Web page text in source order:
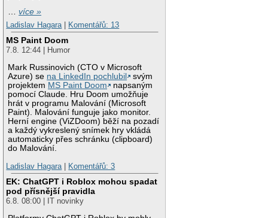
…více »
Ladislav Hagara
Komentářů: 13
MS Paint Doom
7.8. 12:44 | Humor
Mark Russinovich (CTO v Microsoft
Azure) se na LinkedIn pochlubil
svým
projektem MS Paint Doom
napsaným
pomocí Claude. Hru Doom umožňuje
hrát v programu Malování (Microsoft
Paint). Malování funguje jako monitor.
Herní engine (ViZDoom) běží na pozadí
a každý vykreslený snímek hry vkládá
automaticky přes schránku (clipboard)
do Malování.
Ladislav Hagara
Komentářů: 3
EK: ChatGPT i Roblox mohou spadat
pod přísnější pravidla
6.8. 08:00 | IT novinky